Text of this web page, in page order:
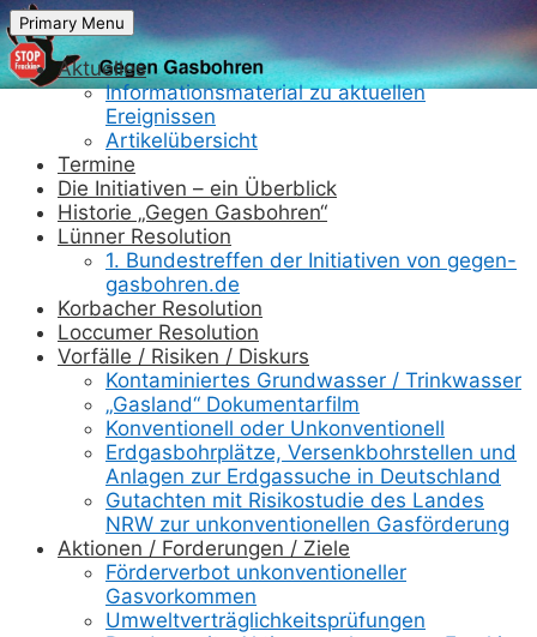
Skip
to
content
Primary Menu
Aktuelles
Informationsmaterial zu aktuellen
Ereignissen
Artikelübersicht
Termine
Die Initiativen – ein Überblick
Historie „Gegen Gasbohren“
Lünner Resolution
1. Bundestreffen der Initiativen von gegen-
gasbohren.de
Korbacher Resolution
Loccumer Resolution
Vorfälle / Risiken / Diskurs
Kontaminiertes Grundwasser / Trinkwasser
„Gasland“ Dokumentarfilm
Konventionell oder Unkonventionell
Erdgasbohrplätze, Versenkbohrstellen und
Anlagen zur Erdgassuche in Deutschland
Gutachten mit Risikostudie des Landes
NRW zur unkonventionellen Gasförderung
Aktionen / Forderungen / Ziele
Förderverbot unkonventioneller
Gasvorkommen
Umweltverträglichkeitsprüfungen